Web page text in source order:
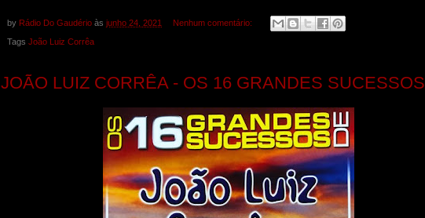
by Rádio Do Gaudério às junho 24, 2021 Nenhum comentário:
Tags João Luiz Corrêa
JOÃO LUIZ CORRÊA - OS 16 GRANDES SUCESSOS